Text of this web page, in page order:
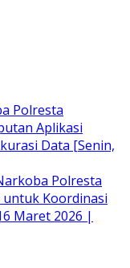
Polresta
Aplikasi
Data [Senin,
Polresta
Koordinasi
Maret 2026 |